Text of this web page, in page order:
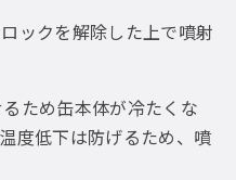
ックを解除した上で噴射
ため缶本体が冷たくな
度低下は防げるため、噴